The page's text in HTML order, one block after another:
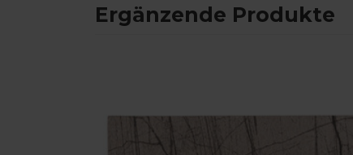
Ergänzende Produkte